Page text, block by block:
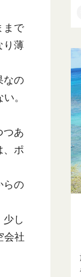
まで
り薄
なの
。
つあ
、ポ
らの
少し
会社